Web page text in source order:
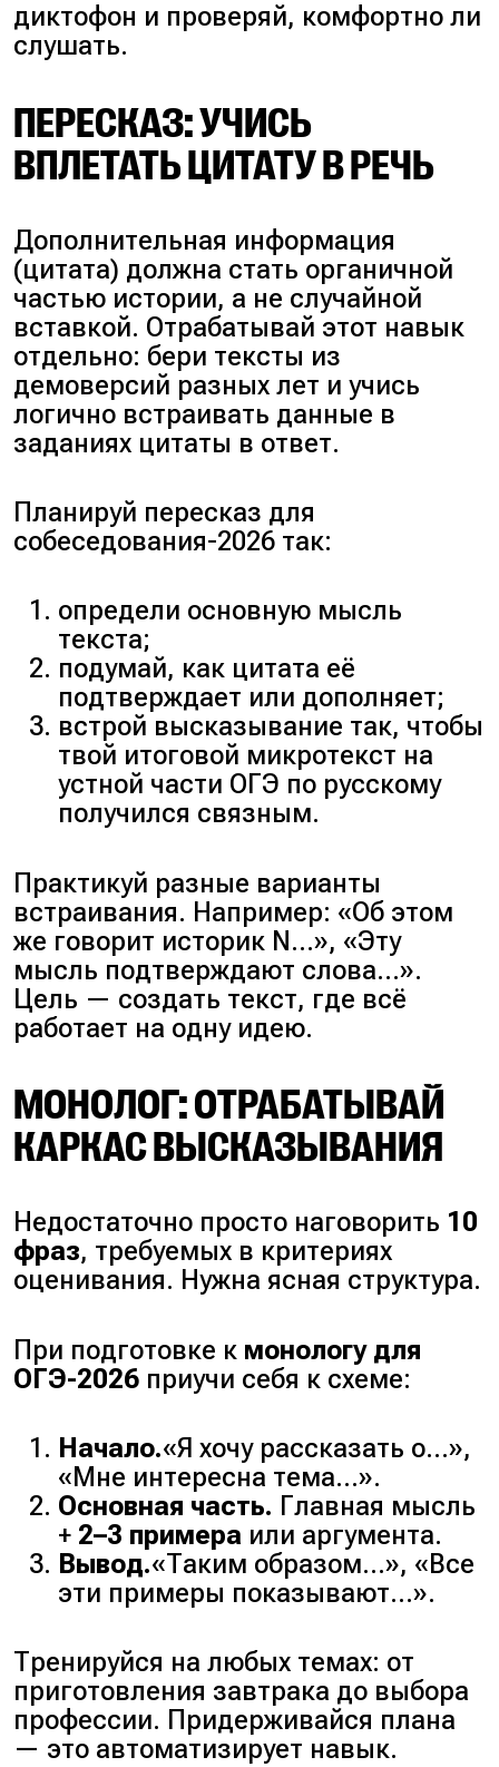
диктофон и проверяй, комфортно ли
слушать.
ПЕРЕСКАЗ: УЧИСЬ
ВПЛЕТАТЬ ЦИТАТУ В РЕЧЬ
Дополнительная информация
(цитата) должна стать органичной
частью истории, а не случайной
вставкой. Отрабатывай этот навык
отдельно: бери тексты из
демоверсий разных лет и учись
логично встраивать данные в
заданиях цитаты в ответ.
Планируй пересказ для
собеседования-2026 так:
определи основную мысль
текста;
подумай, как цитата её
подтверждает или дополняет;
встрой высказывание так, чтобы
твой итоговой микротекст на
устной части ОГЭ по русскому
получился связным.
Практикуй разные варианты
встраивания. Например: «Об этом
же говорит историк N…», «Эту
мысль подтверждают слова…».
Цель — создать текст, где всё
работает на одну идею.
МОНОЛОГ: ОТРАБАТЫВАЙ
КАРКАС ВЫСКАЗЫВАНИЯ
Недостаточно просто наговорить 10
фраз, требуемых в критериях
оценивания. Нужна ясная структура.
При подготовке к монологу для
ОГЭ-2026 приучи себя к схеме:
Начало.«Я хочу рассказать о…»,
«Мне интересна тема…».
Основная часть. Главная мысль
+ 2–3 примера или аргумента.
Вывод.«Таким образом…», «Все
эти примеры показывают…».
Тренируйся на любых темах: от
приготовления завтрака до выбора
профессии. Придерживайся плана
— это автоматизирует навык.